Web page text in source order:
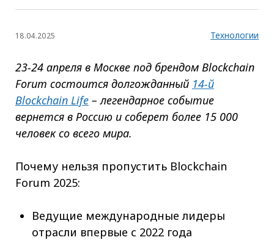
18.04.2025 Технологии
23-24 апреля в Москве под брендом Blockchain
Forum состоится долгожданный 14-й
Blockchain Life– легендарное событие
вернется в Россию и соберет более 15 000
человек со всего мира.
Почему нельзя пропустить Blockchain
Forum 2025:
Ведущие международные лидеры
отрасли впервые с 2022 года